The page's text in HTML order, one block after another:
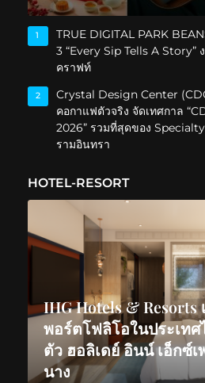
1
TRUE DIGITAL PARK
3 “Every Sip Tells A
คราฟท์
2
Crystal Design Center
คอกาแฟตัวจริง จัดเทศกาล
2026” รวมที่สุดของ
รามอินทรา
HOTEL-RESORT
IHG Hotels & Resorts
พอร์ตโฟลิโอในประเทศ
ตัว ฮอลิเดย์ อินน์ เอ็กซ์
นาง